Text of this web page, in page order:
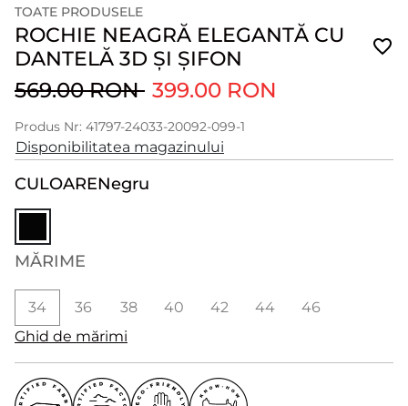
TOATE PRODUSELE
ROCHIE NEAGRĂ ELEGANTĂ CU
DANTELĂ 3D ȘI ȘIFON
569.00 RON 399.00 RON
Produs Nr: 41797-24033-20092-099-1
Disponibilitatea magazinului
CULOARENegru
MĂRIME
34 36 38 40 42 44
46
Ghid de mărimi